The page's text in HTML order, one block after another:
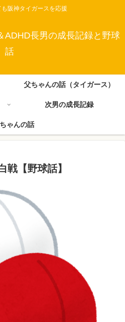
阪神タイガースを応援
ADHD長男の成長記録と野球
話
父ちゃんの話（タイガース）
次男の成長記録
ゃんの話
戦【野球話】